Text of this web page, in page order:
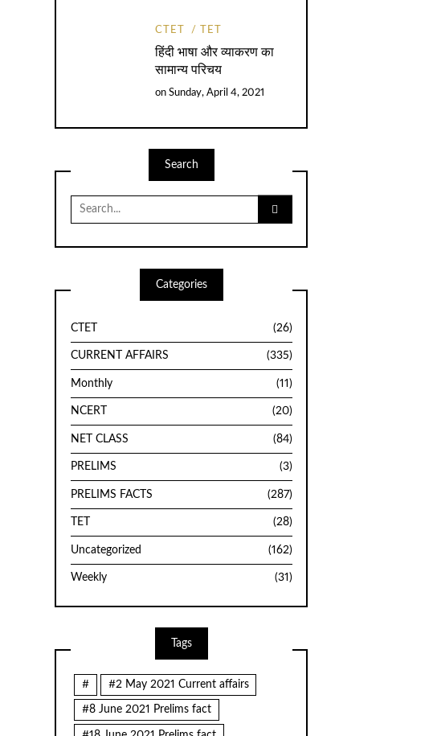
CTET TET
हिंदी भाषा और व्याकरण का
सामान्य परिचय
on Sunday, April 4, 2021
Search
Search
for:
Categories
CTET (26)
CURRENT AFFAIRS (335)
Monthly (11)
NCERT (20)
NET CLASS (84)
PRELIMS (3)
PRELIMS FACTS (287)
TET (28)
Uncategorized (162)
Weekly (31)
Tags
# #2 May 2021 Current affairs
#8 June 2021 Prelims fact